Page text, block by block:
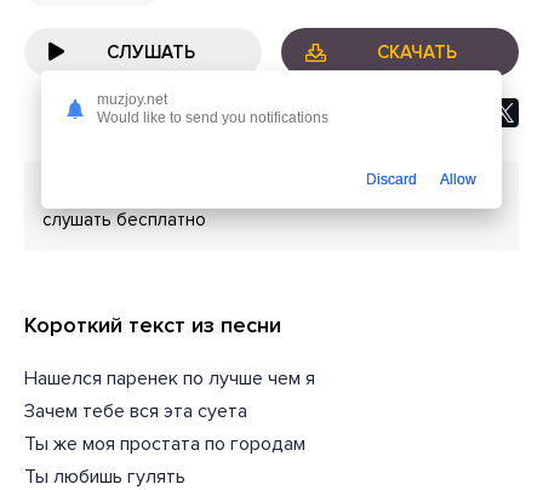
СЛУШАТЬ СКАЧАТЬ
слушать бесплатно
Короткий текст из песни
Нашелся паренек по лучше чем я
Зачем тебе вся эта суета
Ты же моя простата по городам
Ты любишь гулять
muzjoy.net
Would like to send you notifications
Discard Allow